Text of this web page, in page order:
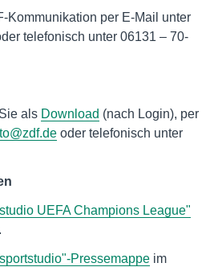
Kommunikation per E-Mail unter
telefonisch unter 06131 – 70-
als Download (nach Login), per
oder telefonisch unter
UEFA Champions League"
Pressemappe im